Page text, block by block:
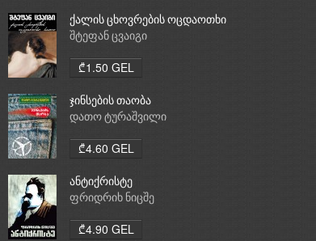
ქალის ცხოვრების ოცდაოთხი
საათი
შტეფან ცვაიგი
₾1.50 GEL
ჯინსების თაობა
დათო ტურაშვილი
₾4.60 GEL
ანტიქრისტე
ფრიდრიხ ნიცშე
₾4.90 GEL